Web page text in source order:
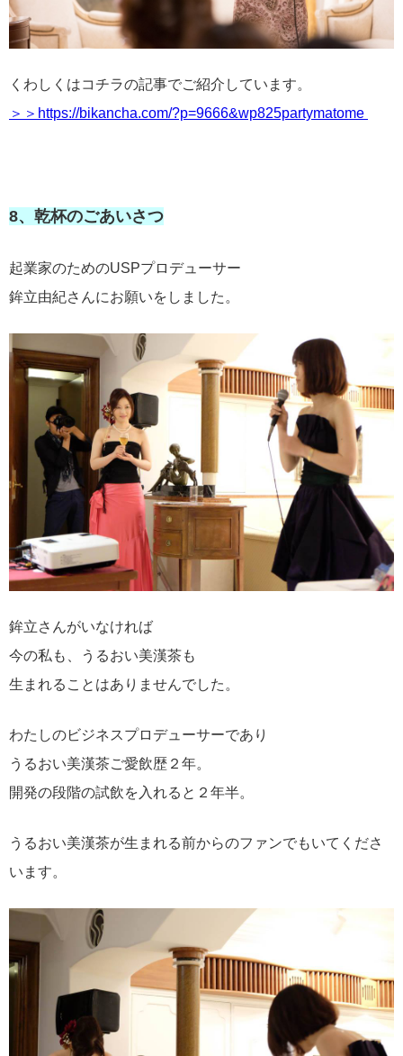
くわしくはコチラの記事でご紹介しています。
＞＞https://bikancha.com/?p=9666&wp825partymatome
8、乾杯のごあいさつ
起業家のためのUSPプロデューサー
鉾立由紀さんにお願いをしました。
鉾立さんがいなければ
今の私も、うるおい美漢茶も
生まれることはありませんでした。
わたしのビジネスプロデューサーであり
うるおい美漢茶ご愛飲歴２年。
開発の段階の試飲を入れると２年半。
うるおい美漢茶が生まれる前からのファンでもいてくださ
います。